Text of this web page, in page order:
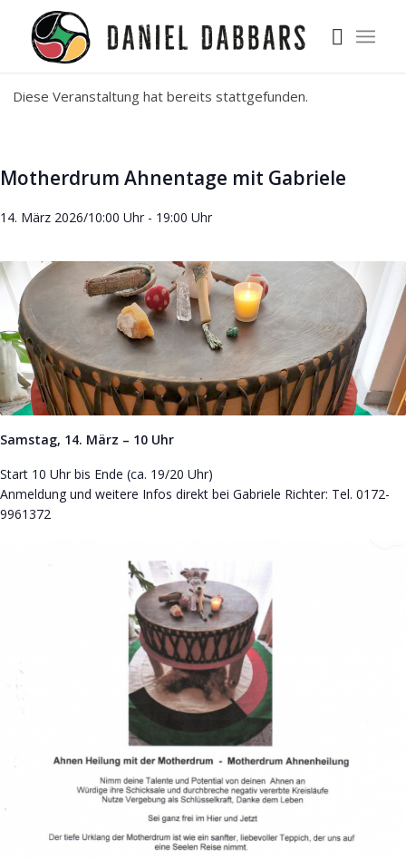
Diese Veranstaltung hat bereits stattgefunden.
Motherdrum Ahnentage mit Gabriele
14. März 2026/10:00 Uhr - 19:00 Uhr
Samstag, 14. März – 10 Uhr
Start 10 Uhr bis Ende (ca. 19/20 Uhr)
Anmeldung und weitere Infos direkt bei Gabriele Richter: Tel. 0172-
9961372